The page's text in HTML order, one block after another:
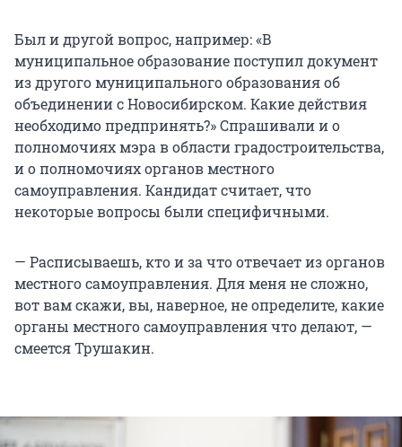
Был и другой вопрос, например: «В
муниципальное образование поступил документ
из другого муниципального образования об
объединении с Новосибирском. Какие действия
необходимо предпринять?» Спрашивали и о
полномочиях мэра в области градостроительства,
и о полномочиях органов местного
самоуправления. Кандидат считает, что
некоторые вопросы были специфичными.
— Расписываешь, кто и за что отвечает из органов
местного самоуправления. Для меня не сложно,
вот вам скажи, вы, наверное, не определите, какие
органы местного самоуправления что делают, —
смеется Трушакин.